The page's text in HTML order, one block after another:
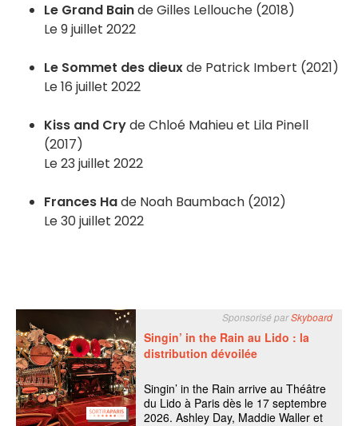
Le Grand Bainde Gilles Lellouche (2018)
Le 9 juillet 2022
Le Sommet des dieuxde Patrick Imbert (2021)
Le 16 juillet 2022
Kiss and Cryde Chloé Mahieu et Lila Pinell
(2017)
Le 23 juillet 2022
Frances Hade Noah Baumbach (2012)
Le 30 juillet 2022